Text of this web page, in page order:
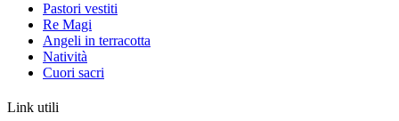
Pastori vestiti
Re Magi
Angeli in terracotta
Natività
Cuori sacri
Link utili